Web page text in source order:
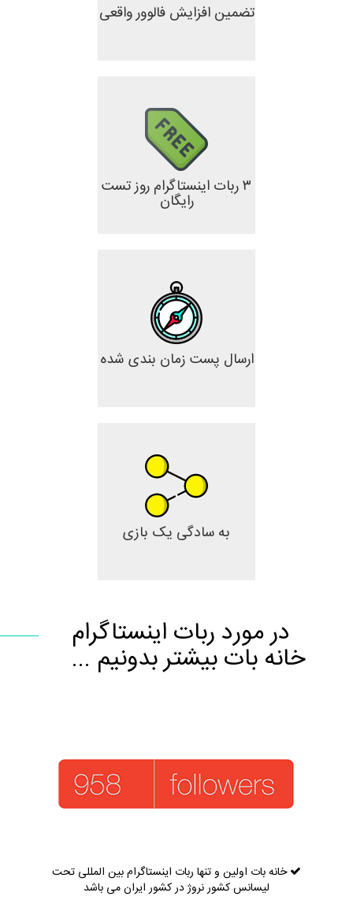
تضمین افزایش فالوور واقعی
۳ ربات اینستاگرام روز تست
رایگان
ارسال پست زمان بندی شده
به سادگی یک بازی
در مورد ربات اینستاگرام
خانه بات بیشتر بدونیم ...
خانه بات اولین و تنها ربات اینستاگرام بین المللی تحت
لیسانس کشور نروژ در کشور ایران می باشد